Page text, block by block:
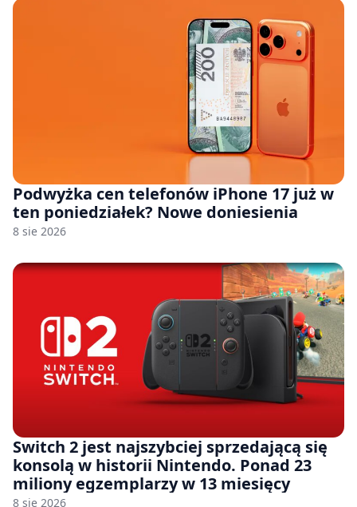
Podwyżka cen telefonów iPhone 17 już w
ten poniedziałek? Nowe doniesienia
8 sie 2026
Switch 2 jest najszybciej sprzedającą się
konsolą w historii Nintendo. Ponad 23
miliony egzemplarzy w 13 miesięcy
8 sie 2026